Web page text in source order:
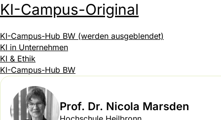
KI-Campus-Original
KI-Campus-Hub BW (werden ausgeblendet)
KI in Unternehmen
KI & Ethik
KI-Campus-Hub BW
Prof. Dr. Nicola Marsden